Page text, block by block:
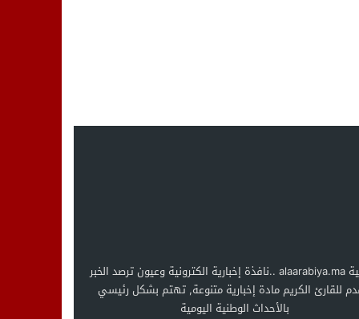
العربية alaarabiya.ma ..نافذة إخبارية الكترونية وعيون ترصد الخبر
للقارئ الكريم مادة إخبارية متنوعة, تهتم بشكل رئيسي
بالأحداث الوطنية اليومية